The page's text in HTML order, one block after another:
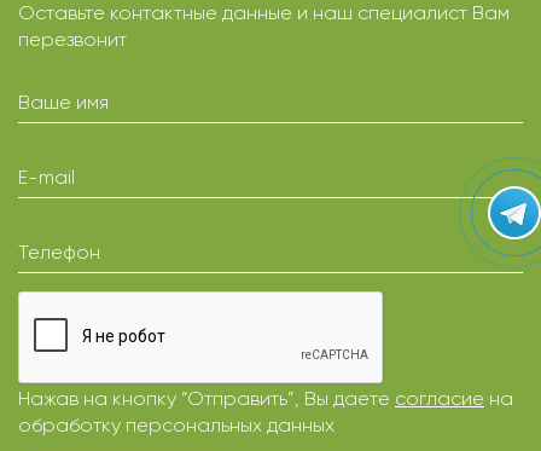
Оставьте контактные данные и наш специалист Вам
перезвонит
Ваше имя
E-mail
Телефон
Нажав на кнопку “Отправить”, Вы даете согласие на
обработку персональных данных